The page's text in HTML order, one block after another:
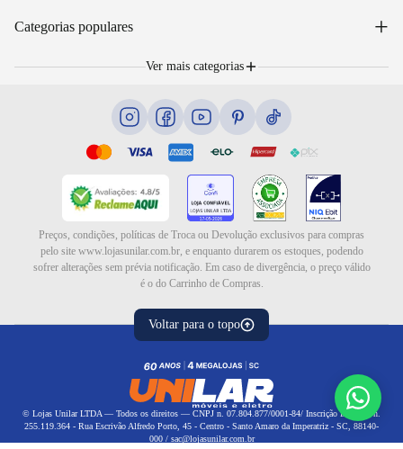
Email: sac@lojasunilar.com.br
Política de entregas
Portal de Vagas
Categorias populares +
Ver mais categorias
Preços, condições, políticas de Troca ou Devolução exclusivos para compras
pelo site www.lojasunilar.com.br, e enquanto durarem os estoques, podendo
sofrer alterações sem prévia notificação. Em caso de divergência, o preço válido
é o do Carrinho de Compras.
Voltar para o topo
© Lojas Unilar LTDA — Todos os direitos — CNPJ n. 07.804.877/0001-84/ Inscrição Estadual n.
255.119.364 - Rua Escrivão Alfredo Porto, 45 - Centro - Santo Amaro da Imperatriz - SC, 88140-
000 / sac@lojasunilar.com.br